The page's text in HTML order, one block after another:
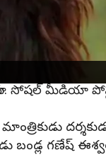
సోషల్ మీడియా
బండ్ల గణేష్